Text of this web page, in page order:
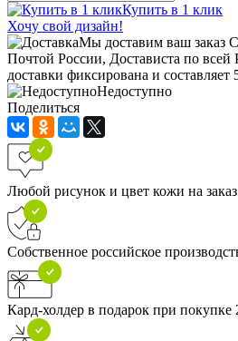
Купить в 1 клик
Хочу свой дизайн!
Мы доставим ваш заказ
Почтой России, Достависта по всей
доставки фиксирована и составляет
Недоступно
Поделиться
Любой рисунок и цвет кожи на заказ
Собственное российское
Кард-холдер в подарок при покупке